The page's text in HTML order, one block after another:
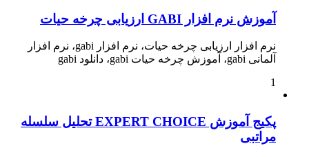
آموزش نرم افزار GABI ارزیابی چرخه حیات
نرم افزار ارزیابی چرخه حیات، نرم افزار gabi، نرم افزار
آلمانی gabi، آموزش چرخه حیات gabi، دانلود gabi
1
پکیج آموزش EXPERT CHOICE تحلیل سلسله
مراتبی